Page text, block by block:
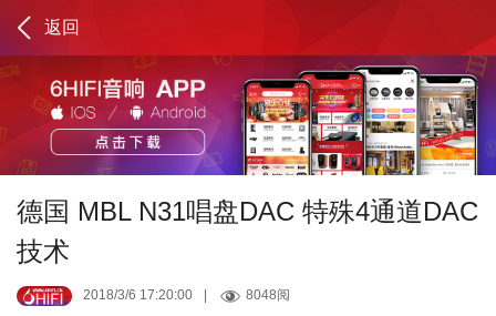
返回
德国 MBL N31唱盘DAC 特殊4通道DAC
技术
2018/3/6 17:20:00 8048阅